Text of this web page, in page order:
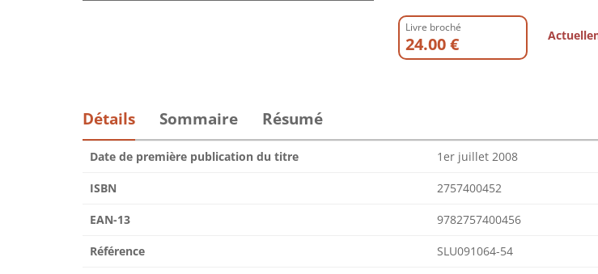
Livre broché
24.00 €
Détails Sommaire Résumé
Date de première publication du titre 1er juillet 2008
ISBN 2757400452
EAN-13 9782757400456
Référence SLU091064-54